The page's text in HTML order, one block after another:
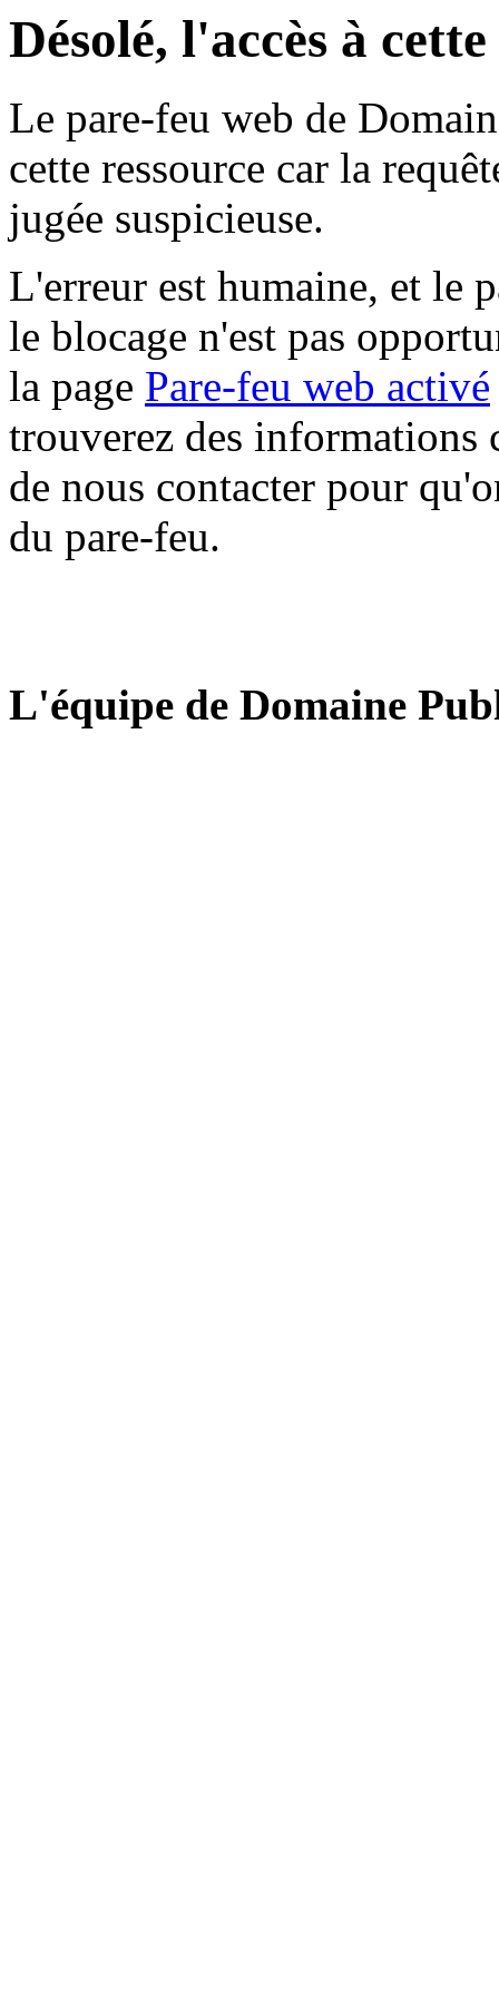
Désolé, l'accès à
Le pare-feu web de
cette ressource car la
jugée suspicieuse.
L'erreur est humaine, et le
le blocage n'est pas
la page Pare-feu web activé
trouverez des informations
de nous contacter pour
du pare-feu.
L'équipe de Domaine